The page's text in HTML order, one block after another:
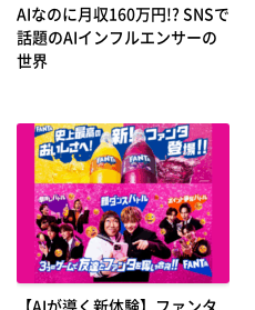
AIなのに月収160万円!? SNSで
話題のAIインフルエンサーの
世界
【AIが導く新体験】ファンタ